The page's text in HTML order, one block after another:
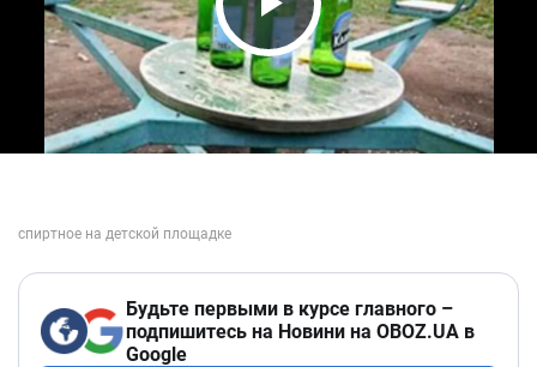
Play Video
Будьте первыми в курсе главного –
подпишитесь на Новини на OBOZ.UA в
Google